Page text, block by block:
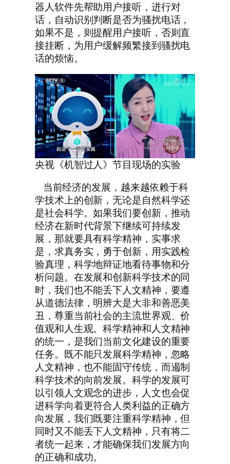
器人软件先帮助用户接听，进行对
话，自动识别判断是否为骚扰电话，
如果不是，则提醒用户接听，否则直
接挂断，为用户缓解频繁接到骚扰电
话的烦恼。
央视《机智过人》节目现场的实验
当前经济的发展，越来越依赖于科
学技术上的创新，无论是自然科学还
是社会科学。如果我们要创新，推动
经济在新时代背景下继续可持续发
展，那就要具有科学精神，实事求
是，求真务实，勇于创新，用实践检
验真理，科学地辩证地看待事物和分
析问题。在发展和创新科学技术的同
时，我们也不能丢下人文精神，要遵
从道德法律，明辨大是大非和善恶美
丑，尊重当前社会的主流世界观、价
值观和人生观。科学精神和人文精神
的统一，是我们当前文化建设的重要
任务。既不能只发展科学精神，忽略
人文精神，也不能固守传统，而遏制
科学技术的向前发展。科学的发展可
以引领人文观念的进步，人文也会促
进科学向着更符合人类利益的正确方
向发展，我们既要注重科学精神，但
同时又不能丢下人文精神，只有将二
者统一起来，才能确保我们发展方向
的正确和成功。